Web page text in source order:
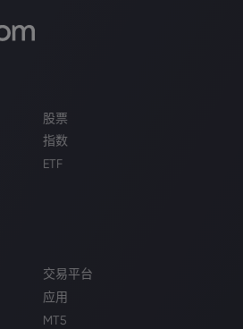
股票
指数
ETF
交易平台
应用
MT5